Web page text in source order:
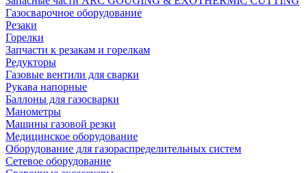
Газосварочное оборудование
Резаки
Горелки
Запчасти к резакам и горелкам
Редукторы
Газовые вентили для сварки
Рукава напорные
Баллоны для газосварки
Манометры
Машины газовой резки
Медицинское оборудование
Оборудование для газораспределительных систем
Сетевое оборудование